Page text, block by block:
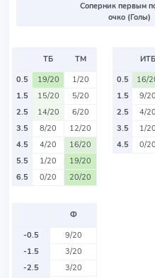
Соперник первым
очко (Голы)
ТБ
ТМ
0.5
19/20
1/20
1.5
15/20
5/20
2.5
14/20
6/20
3.5
8/20
12/20
4.5
4/20
16/20
5.5
1/20
19/20
6.5
0/20 20/20
ИТБ
0.5
16/
1.5
9/20
2.5
4/20
3.5
1/20
4.5
0/20
Ф
-0.5
9/20
-1.5
3/20
-2.5
3/20